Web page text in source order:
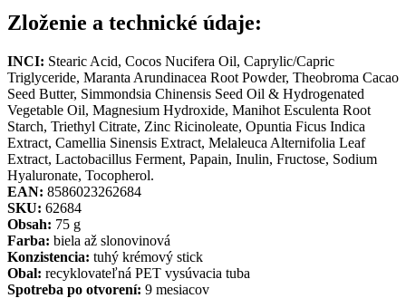
Zloženie a technické údaje:
INCI: Stearic Acid, Cocos Nucifera Oil, Caprylic/Capric
Triglyceride, Maranta Arundinacea Root Powder, Theobroma Cacao
Seed Butter, Simmondsia Chinensis Seed Oil & Hydrogenated
Vegetable Oil, Magnesium Hydroxide, Manihot Esculenta Root
Starch, Triethyl Citrate, Zinc Ricinoleate, Opuntia Ficus Indica
Extract, Camellia Sinensis Extract, Melaleuca Alternifolia Leaf
Extract, Lactobacillus Ferment, Papain, Inulin, Fructose, Sodium
Hyaluronate, Tocopherol.
EAN: 8586023262684
SKU: 62684
Obsah: 75 g
Farba: biela až slonovinová
Konzistencia: tuhý krémový stick
Obal: recyklovateľná PET vysúvacia tuba
Spotreba po otvorení: 9 mesiacov